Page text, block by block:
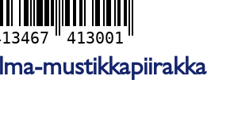
413001
mustikkapiirakka